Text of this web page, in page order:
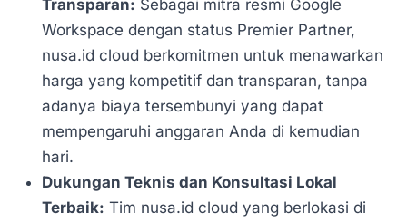
Transparan: Sebagai mitra resmi Google
Workspace dengan status Premier Partner,
nusa.id cloud berkomitmen untuk menawarkan
harga yang kompetitif dan transparan, tanpa
adanya biaya tersembunyi yang dapat
mempengaruhi anggaran Anda di kemudian
hari.
Dukungan Teknis dan Konsultasi Lokal
Terbaik: Tim nusa.id cloud yang berlokasi di